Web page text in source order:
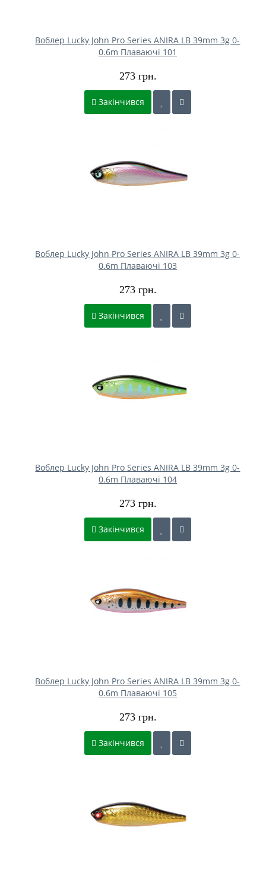
Воблер Lucky John Pro Series ANIRA LB 39mm 3g 0-
0.6m Плаваючі 101
273 грн.
Закінчився
Воблер Lucky John Pro Series ANIRA LB 39mm 3g 0-
0.6m Плаваючі 103
273 грн.
Закінчився
Воблер Lucky John Pro Series ANIRA LB 39mm 3g 0-
0.6m Плаваючі 104
273 грн.
Закінчився
Воблер Lucky John Pro Series ANIRA LB 39mm 3g 0-
0.6m Плаваючі 105
273 грн.
Закінчився